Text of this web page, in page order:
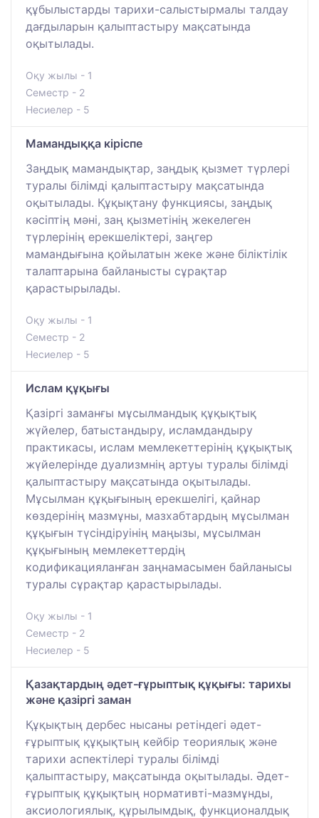
құбылыстарды тарихи-салыстырмалы талдау
дағдыларын қалыптастыру мақсатында
оқытылады.
Оқу жылы - 1
Семестр - 2
Несиелер - 5
Мамандыққа кіріспе
Заңдық мамандықтар, заңдық қызмет түрлері
туралы білімді қалыптастыру мақсатында
оқытылады. Құқықтану функциясы, заңдық
кәсіптің мәні, заң қызметінің жекелеген
түрлерінің ерекшеліктері, заңгер
мамандығына қойылатын жеке және біліктілік
талаптарына байланысты сұрақтар
қарастырылады.
Оқу жылы - 1
Семестр - 2
Несиелер - 5
Ислам құқығы
Қазіргі заманғы мұсылмандық құқықтық
жүйелер, батыстандыру, исламдандыру
практикасы, ислам мемлекеттерінің құқықтық
жүйелерінде дуализмнің артуы туралы білімді
қалыптастыру мақсатында оқытылады.
Мұсылман құқығының ерекшелігі, қайнар
көздерінің мазмұны, мазхабтардың мұсылман
құқығын түсіндіруінің маңызы, мұсылман
құқығының мемлекеттердің
кодификацияланған заңнамасымен байланысы
туралы сұрақтар қарастырылады.
Оқу жылы - 1
Семестр - 2
Несиелер - 5
Қазақтардың әдет-ғұрыптық құқығы: тарихы
және қазіргі заман
Құқықтың дербес нысаны ретіндегі әдет-
ғұрыптық құқықтың кейбір теориялық және
тарихи аспектілері туралы білімді
қалыптастыру, мақсатында оқытылады. Әдет-
ғұрыптық құқықтың нормативті-мазмұнды,
аксиологиялық, құрылымдық, функционалдық